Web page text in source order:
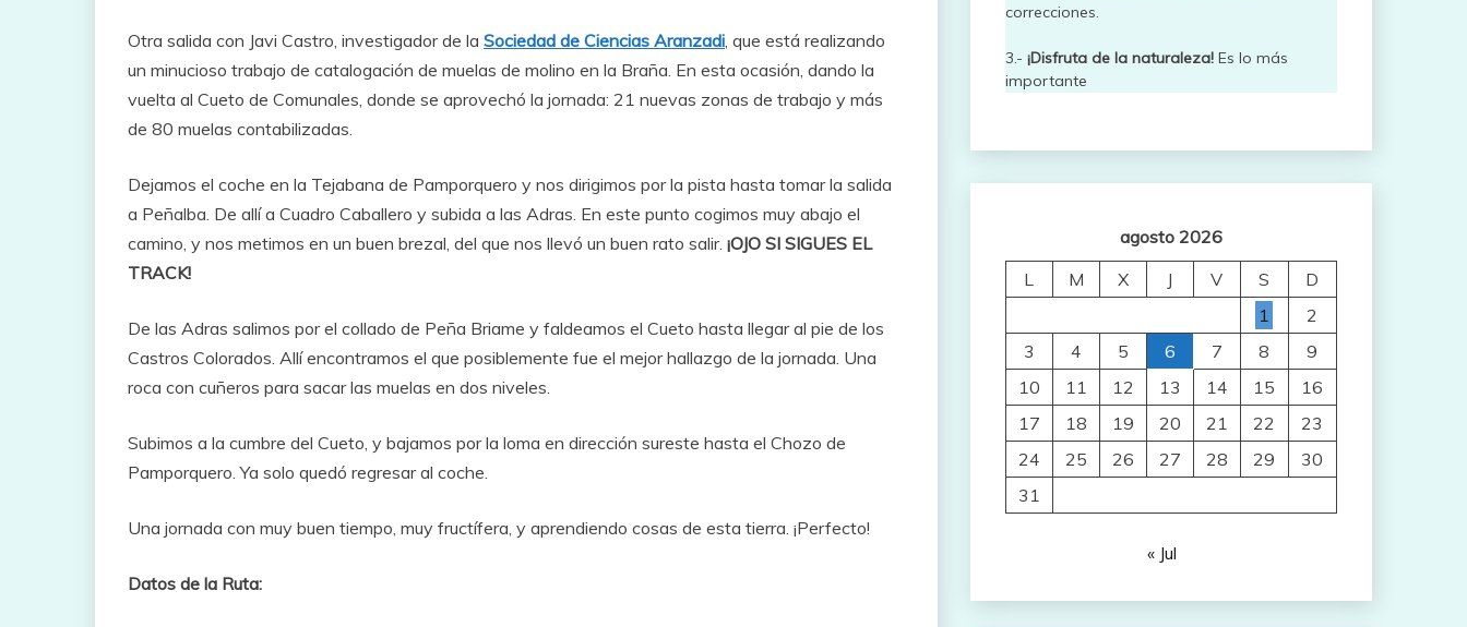
Otra salida con Javi Castro, investigador de la Sociedad de Ciencias Aranzadi, que está realizando
un minucioso trabajo de catalogación de muelas de molino en la Braña. En esta ocasión, dando la
vuelta al Cueto de Comunales, donde se aprovechó la jornada: 21 nuevas zonas de trabajo y más
de 80 muelas contabilizadas.
Dejamos el coche en la Tejabana de Pamporquero y nos dirigimos por la pista hasta tomar la salida
a Peñalba. De allí a Cuadro Caballero y subida a las Adras. En este punto cogimos muy abajo el
camino, y nos metimos en un buen brezal, del que nos llevó un buen rato salir. ¡OJO SI SIGUES EL
TRACK!
De las Adras salimos por el collado de Peña Briame y faldeamos el Cueto hasta llegar al pie de los
Castros Colorados. Allí encontramos el que posiblemente fue el mejor hallazgo de la jornada. Una
roca con cuñeros para sacar las muelas en dos niveles.
Subimos a la cumbre del Cueto, y bajamos por la loma en dirección sureste hasta el Chozo de
Pamporquero. Ya solo quedó regresar al coche.
Una jornada con muy buen tiempo, muy fructífera, y aprendiendo cosas de esta tierra. ¡Perfecto!
Datos de la Ruta:
correcciones.
3.- ¡Disfruta de la naturaleza!Es lo más
importante
agosto 2026
L
M X J V S
D
1
2
3
4 5 6 7 8
9
10
11 12 13 14 15
16
17
18 19 20 21 22
23
24
25 26 27 28 29
30
31
« Jul